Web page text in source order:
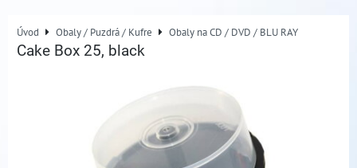
Úvod Obaly / Puzdrá / Kufre Obaly na CD / DVD / BLU RAY
Cake Box 25, black